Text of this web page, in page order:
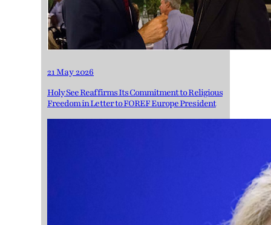
21 May 2026
Holy See Reaffirms Its Commitment to Religious
Freedom in Letter to FOREF Europe President